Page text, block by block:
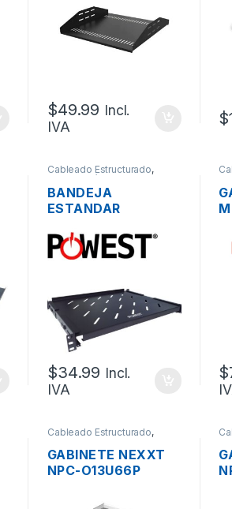
$49.99 Incl.
IVA
$
Cableado Estructurado,
Metalmecánicos
BANDEJA
ESTANDAR
POWEST NBAC-
5510 PARA RACK
$34.99 Incl.
IVA
$
Cableado Estructurado,
GABINETE NEXXT
NPC-O13U66P